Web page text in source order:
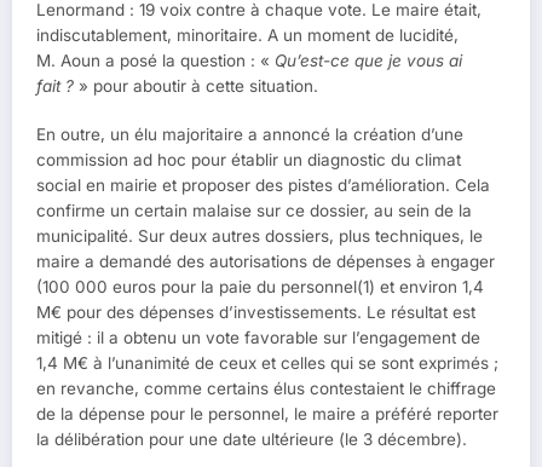
Lenormand : 19 voix contre à chaque vote. Le maire était,
indiscutablement, minoritaire. A un moment de lucidité,
M. Aoun a posé la question : « Qu’est-ce que je vous ai
fait ? » pour aboutir à cette situation.
En outre, un élu majoritaire a annoncé la création d’une
commission ad hoc pour établir un diagnostic du climat
social en mairie et proposer des pistes d’amélioration. Cela
confirme un certain malaise sur ce dossier, au sein de la
municipalité. Sur deux autres dossiers, plus techniques, le
maire a demandé des autorisations de dépenses à engager
(100 000 euros pour la paie du personnel(1) et environ 1,4
M€ pour des dépenses d’investissements. Le résultat est
mitigé : il a obtenu un vote favorable sur l’engagement de
1,4 M€ à l’unanimité de ceux et celles qui se sont exprimés ;
en revanche, comme certains élus contestaient le chiffrage
de la dépense pour le personnel, le maire a préféré reporter
la délibération pour une date ultérieure (le 3 décembre).